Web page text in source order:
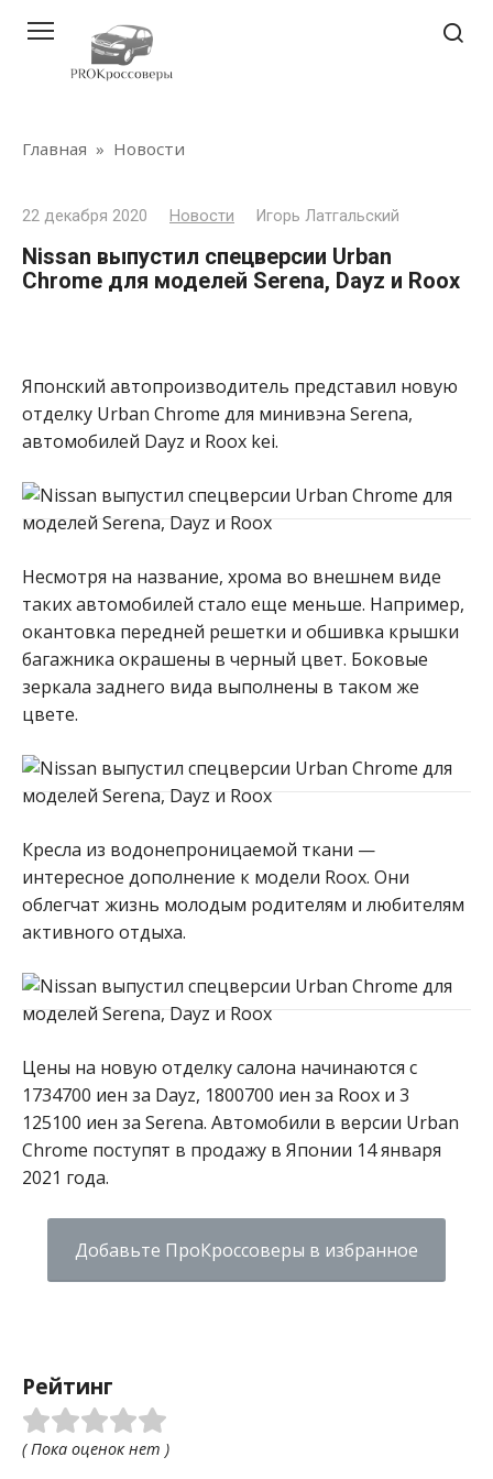
контенту
Главная » Новости
22 декабря 2020 Новости Игорь Латгальский
Nissan выпустил спецверсии Urban
Chrome для моделей Serena, Dayz и Roox
Японский автопроизводитель представил новую
отделку Urban Chrome для минивэна Serena,
автомобилей Dayz и Roox kei.
Несмотря на название, хрома во внешнем виде
таких автомобилей стало еще меньше. Например,
окантовка передней решетки и обшивка крышки
багажника окрашены в черный цвет. Боковые
зеркала заднего вида выполнены в таком же
цвете.
Кресла из водонепроницаемой ткани —
интересное дополнение к модели Roox. Они
облегчат жизнь молодым родителям и любителям
активного отдыха.
Цены на новую отделку салона начинаются с
1734700 иен за Dayz, 1800700 иен за Roox и 3
125100 иен за Serena. Автомобили в версии Urban
Chrome поступят в продажу в Японии 14 января
2021 года.
Добавьте ПроКроссоверы в избранное
Рейтинг
( Пока оценок нет )